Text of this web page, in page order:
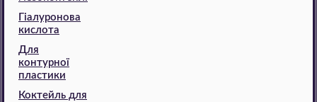
Гіалуронова
кислота
Для
контурної
пластики
Коктейль для